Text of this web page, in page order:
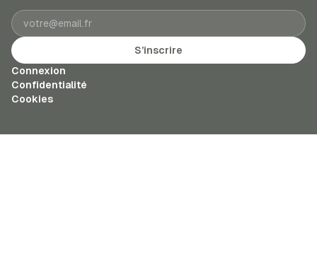
Adresse e-mail
S’inscrire
Connexion
Confidentialité
Cookies